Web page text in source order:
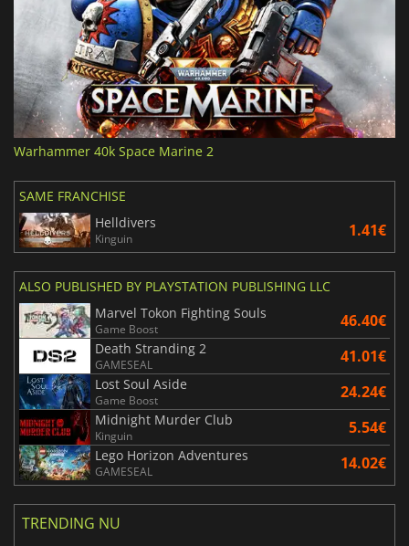
Warhammer 40k Space Marine 2
SAME FRANCHISE
Helldivers
Kinguin 1.41€
ALSO PUBLISHED BY PLAYSTATION PUBLISHING LLC
Marvel Tokon Fighting Souls
Game Boost 46.40€
Death Stranding 2
GAMESEAL 41.01€
Lost Soul Aside
Game Boost 24.24€
Midnight Murder Club
Kinguin 5.54€
Lego Horizon Adventures
GAMESEAL 14.02€
TRENDING NU